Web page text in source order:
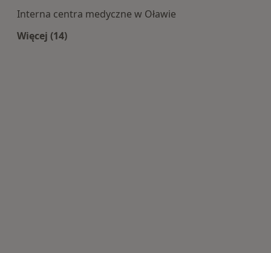
Interna centra medyczne w Oławie
Więcej (14)